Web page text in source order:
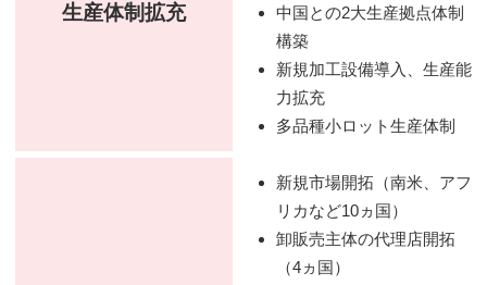
生産体制拡充
中国との2大生産拠点体制
構築
新規加工設備導入、生産能
力拡充
多品種小ロット生産体制
新規市場開拓（南米、アフ
リカなど10ヵ国）
卸販売主体の代理店開拓
（4ヵ国）